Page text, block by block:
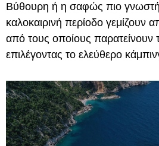
Βύθουρη ή η σαφώς πιο
καλοκαιρινή περίοδο γεμίζουν
από τους οποίους παρατείνουν
επιλέγοντας το ελεύθερο